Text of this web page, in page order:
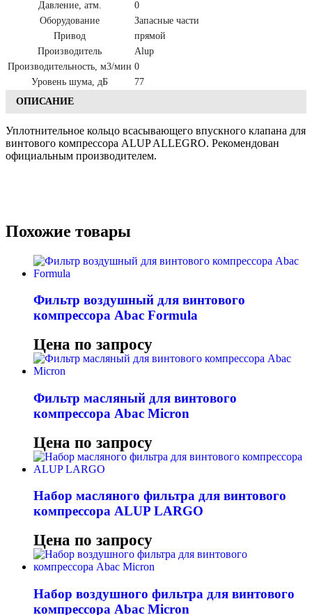
Давление, атм.
0
Оборудование
Запасные части
Привод
прямой
Производитель
Alup
Производительность, м3/мин 0
Уровень шума, дБ
77
ОПИСАНИЕ
Уплотнительное кольцо всасывающего впускного клапана для
винтового компрессора ALUP ALLEGRO. Рекомендован
официальным производителем.
Похожие товары
Фильтр воздушный для винтового
компрессора Abac Formula
Цена по запросу
Фильтр масляный для винтового
компрессора Abac Micron
Цена по запросу
Набор масляного фильтра для винтового
компрессора ALUP LARGO
Цена по запросу
Набор воздушного фильтра для винтового
компрессора Abac Micron